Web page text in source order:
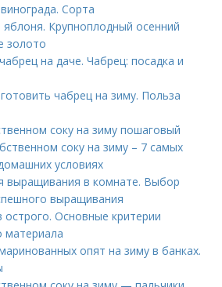
Сорта
Крупноплодный осенний
золото
на даче. Чабрец: посадка и
чабрец на зиму. Польза
соку на зиму пошаговый
соку на зиму – 7 самых
условиях
выращивания в комнате. Выбор
выращивания
острого. Основные критерии
материала
опят на зиму в банках.